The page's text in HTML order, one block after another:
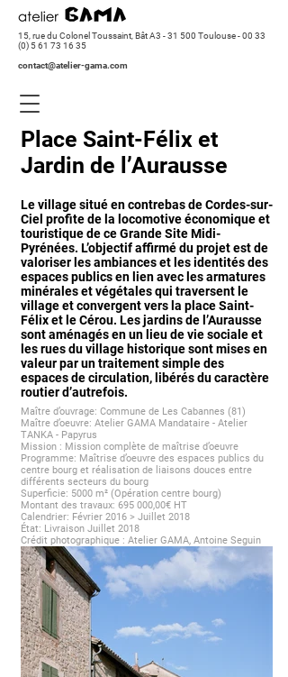
15, rue du Colonel Toussaint, Bât A3 - 31 500 Toulouse -00 33
(0) 5 61 73 16 35
contact@atelier-gama.com
Place Saint-Félix et
Jardin de l’Aurausse
Le village situé en contrebas de Cordes-sur-
Ciel profite de la locomotive économique et
touristique de ce Grande Site Midi-
Pyrénées. L’objectif affirmé du projet est de
valoriser les ambiances et les identités des
espaces publics en lien avec les armatures
minérales et végétales qui traversent le
village et convergent vers la place Saint-
Félix et le Cérou. Les jardins de l’Aurausse
sont aménagés en un lieu de vie sociale et
les rues du village historique sont mises en
valeur par un traitement simple des
espaces de circulation, libérés du caractère
routier d’autrefois.
Maître d’ouvrage: Commune de Les Cabannes (81)
Maître d’oeuvre: Atelier GAMA Mandataire - Atelier
TANKA - Papyrus
Mission : Mission complète de maîtrise d’oeuvre
Programme: Maîtrise d’oeuvre des espaces publics du
centre bourg et réalisation de liaisons douces entre
différents secteurs du bourg
Superficie: 5000 m² (Opération centre bourg)
Montant des travaux: 695 000,00€ HT
Calendrier: Février 2016 > Juillet 2018
État: Livraison Juillet 2018
Crédit photographique : Atelier GAMA, Antoine Seguin